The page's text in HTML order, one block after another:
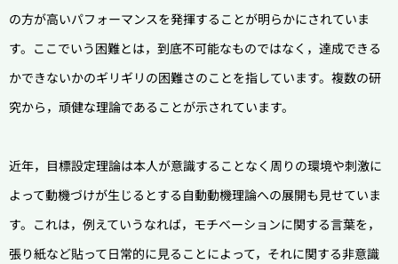
の方が高いパフォーマンスを発揮することが明らかにされていま
す。ここでいう困難とは，到底不可能なものではなく，達成できる
かできないかのギリギリの困難さのことを指しています。複数の研
究から，頑健な理論であることが示されています。
近年，目標設定理論は本人が意識することなく周りの環境や刺激に
よって動機づけが生じるとする自動動機理論への展開も見せていま
す。これは，例えていうなれば，モチベーションに関する言葉を，
張り紙など貼って日常的に見ることによって，それに関する非意識